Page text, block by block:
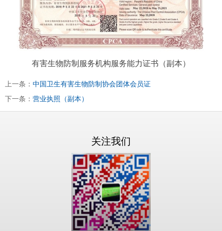
有害生物防制服务机构服务能力证书（副本）
上一条： 中国卫生有害生物防制协会团体会员证
下一条： 营业执照（副本）
关注我们